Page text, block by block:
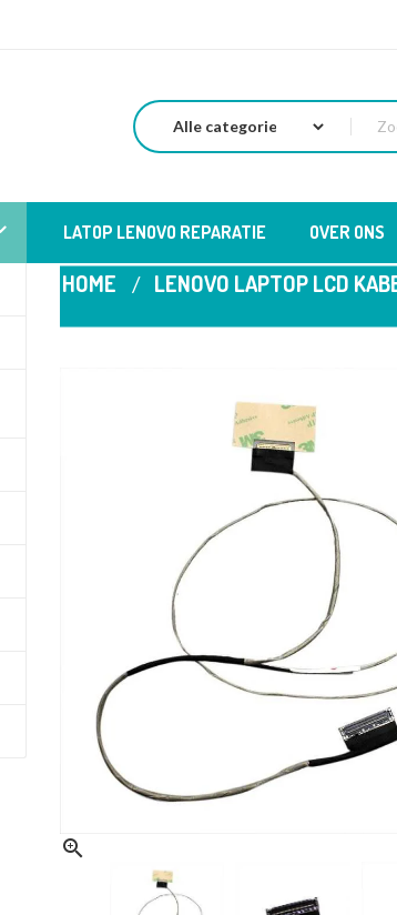
LATOP LENOVO REPARATIE OVER ONS
HOME LENOVO LAPTOP LCD
